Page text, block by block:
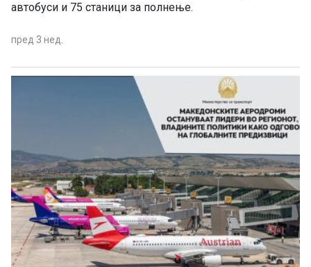
автобуси и 75 станици за полнење.
пред 3 нед.